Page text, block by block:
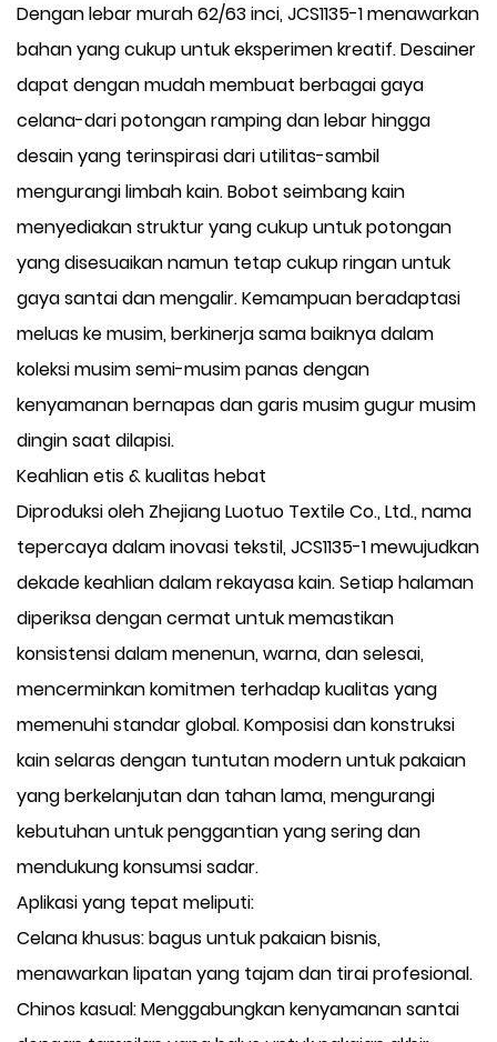
Dengan lebar murah 62/63 inci, JCS1135-1 menawarkan
bahan yang cukup untuk eksperimen kreatif. Desainer
dapat dengan mudah membuat berbagai gaya
celana-dari potongan ramping dan lebar hingga
desain yang terinspirasi dari utilitas-sambil
mengurangi limbah kain. Bobot seimbang kain
menyediakan struktur yang cukup untuk potongan
yang disesuaikan namun tetap cukup ringan untuk
gaya santai dan mengalir. Kemampuan beradaptasi
meluas ke musim, berkinerja sama baiknya dalam
koleksi musim semi-musim panas dengan
kenyamanan bernapas dan garis musim gugur musim
dingin saat dilapisi.
Keahlian etis & kualitas hebat
Diproduksi oleh Zhejiang Luotuo Textile Co., Ltd., nama
tepercaya dalam inovasi tekstil, JCS1135-1 mewujudkan
dekade keahlian dalam rekayasa kain. Setiap halaman
diperiksa dengan cermat untuk memastikan
konsistensi dalam menenun, warna, dan selesai,
mencerminkan komitmen terhadap kualitas yang
memenuhi standar global. Komposisi dan konstruksi
kain selaras dengan tuntutan modern untuk pakaian
yang berkelanjutan dan tahan lama, mengurangi
kebutuhan untuk penggantian yang sering dan
mendukung konsumsi sadar.
Aplikasi yang tepat meliputi:
Celana khusus: bagus untuk pakaian bisnis,
menawarkan lipatan yang tajam dan tirai profesional.
Chinos kasual: Menggabungkan kenyamanan santai